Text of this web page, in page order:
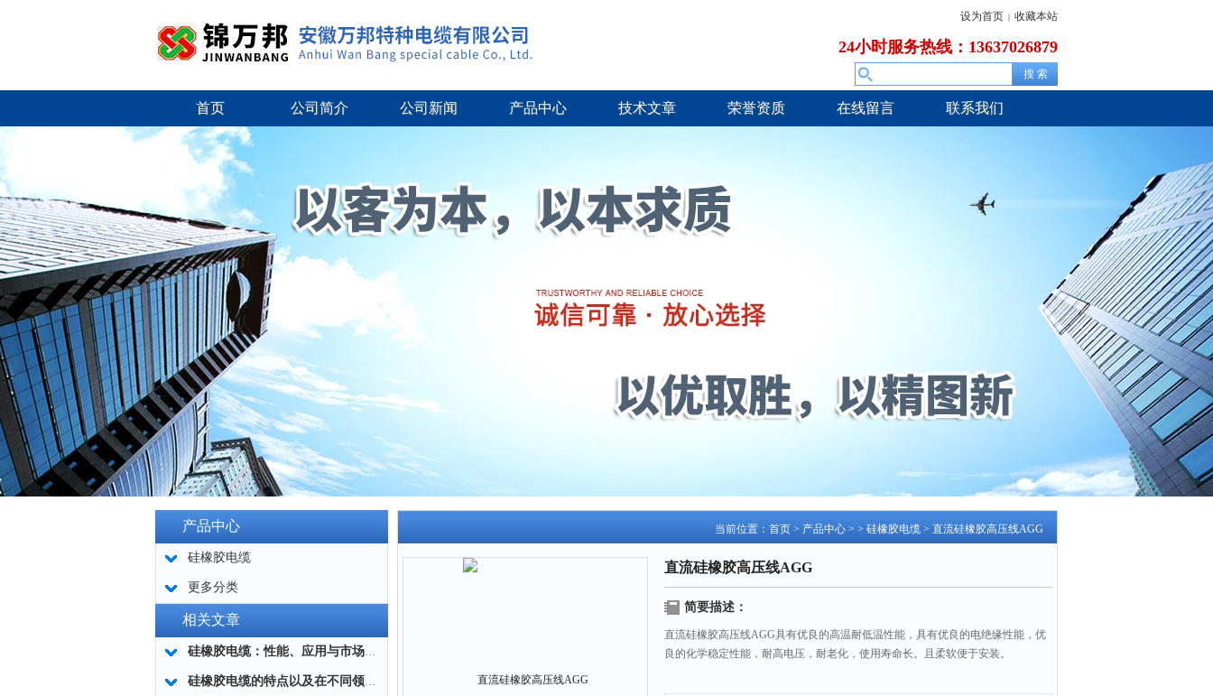
设为首页 | 收藏本站
24小时服务热线：13637026879
首页 公司简介 公司新闻 产品中心 技术文章 荣誉资质 在线留言 联系我们
产品中心
硅橡胶电缆
更多分类
相关文章
硅橡胶电缆：性能、应用与市场前景
硅橡胶电缆的特点以及在不同领域中所发挥的重要作用
当前位置： 首页 > 产品中心 > > 硅橡胶电缆 > 直流硅橡胶高压线AGG
直流硅橡胶高压线AGG
简要描述：
直流硅橡胶高压线AGG具有优良的高温耐低温性能，具有优良的电绝缘性能，优
良的化学稳定性能，耐高电压，耐老化，使用寿命长。且柔软便于安装。